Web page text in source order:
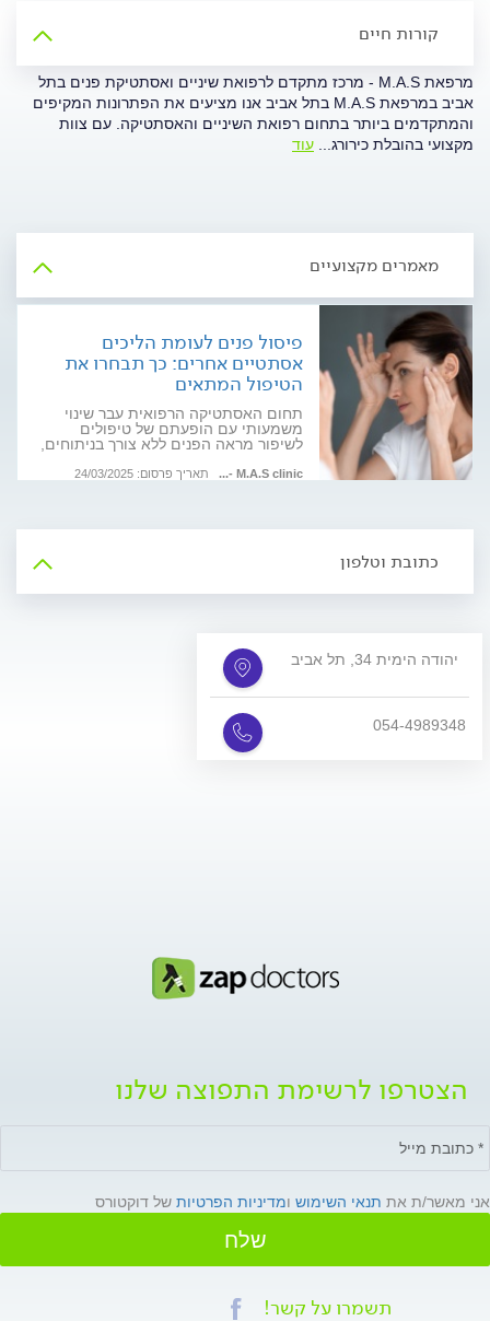
קורות חיים
מרפאת M.A.S - מרכז מתקדם לרפואת שיניים ואסתטיקת פנים בתל
אביב במרפאת M.A.S בתל אביב אנו מציעים את הפתרונות המקיפים
והמתקדמים ביותר בתחום רפואת השיניים והאסתטיקה. עם צוות
מקצועי בהובלת כירורג
עוד
מאמרים מקצועיים
פיסול פנים לעומת הליכים
אסתטיים אחרים: כך תבחרו את
הטיפול המתאים
תחום האסתטיקה הרפואית עבר שינוי
משמעותי עם הופעתם של טיפולים
לשיפור מראה הפנים ללא צורך בניתוחים,
חומצה היאלורונית והרמת פנים. על
M.A.S clinic -... תאריך פרסום: 24/03/2025
כתובת וטלפון
יהודה הימית 34, תל אביב
054-4989348
הצטרפו לרשימת התפוצה שלנו
אני מאשר/ת את תנאי השימוש ומדיניות הפרטיות של דוקטורס
שלח
תשמרו על קשר!